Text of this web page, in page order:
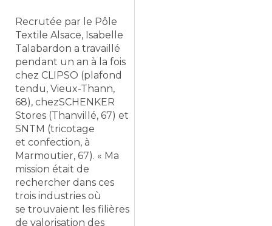
Recrutée par le Pôle
Textile Alsace, Isabelle
Talabardon a travaillé
pendant un an à la fois
chez CLIPSO (plafond
tendu, Vieux-Thann,
68), chezSCHENKER
Stores (Thanvillé, 67) et
SNTM (tricotage
et confection, à
Marmoutier, 67). « Ma
mission était de
rechercher dans ces
trois industries où
se trouvaient les filières
de valorisation des